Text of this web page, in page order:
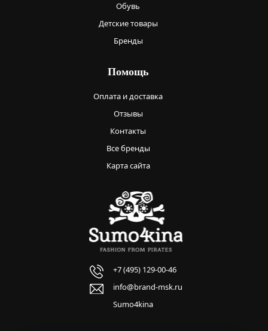
Обувь
Детские товары
Бренды
Помощь
Оплата и доставка
Отзывы
Контакты
Все бренды
Карта сайта
+7 (495) 129-00-46
info@brand-msk.ru
Sumo4kina